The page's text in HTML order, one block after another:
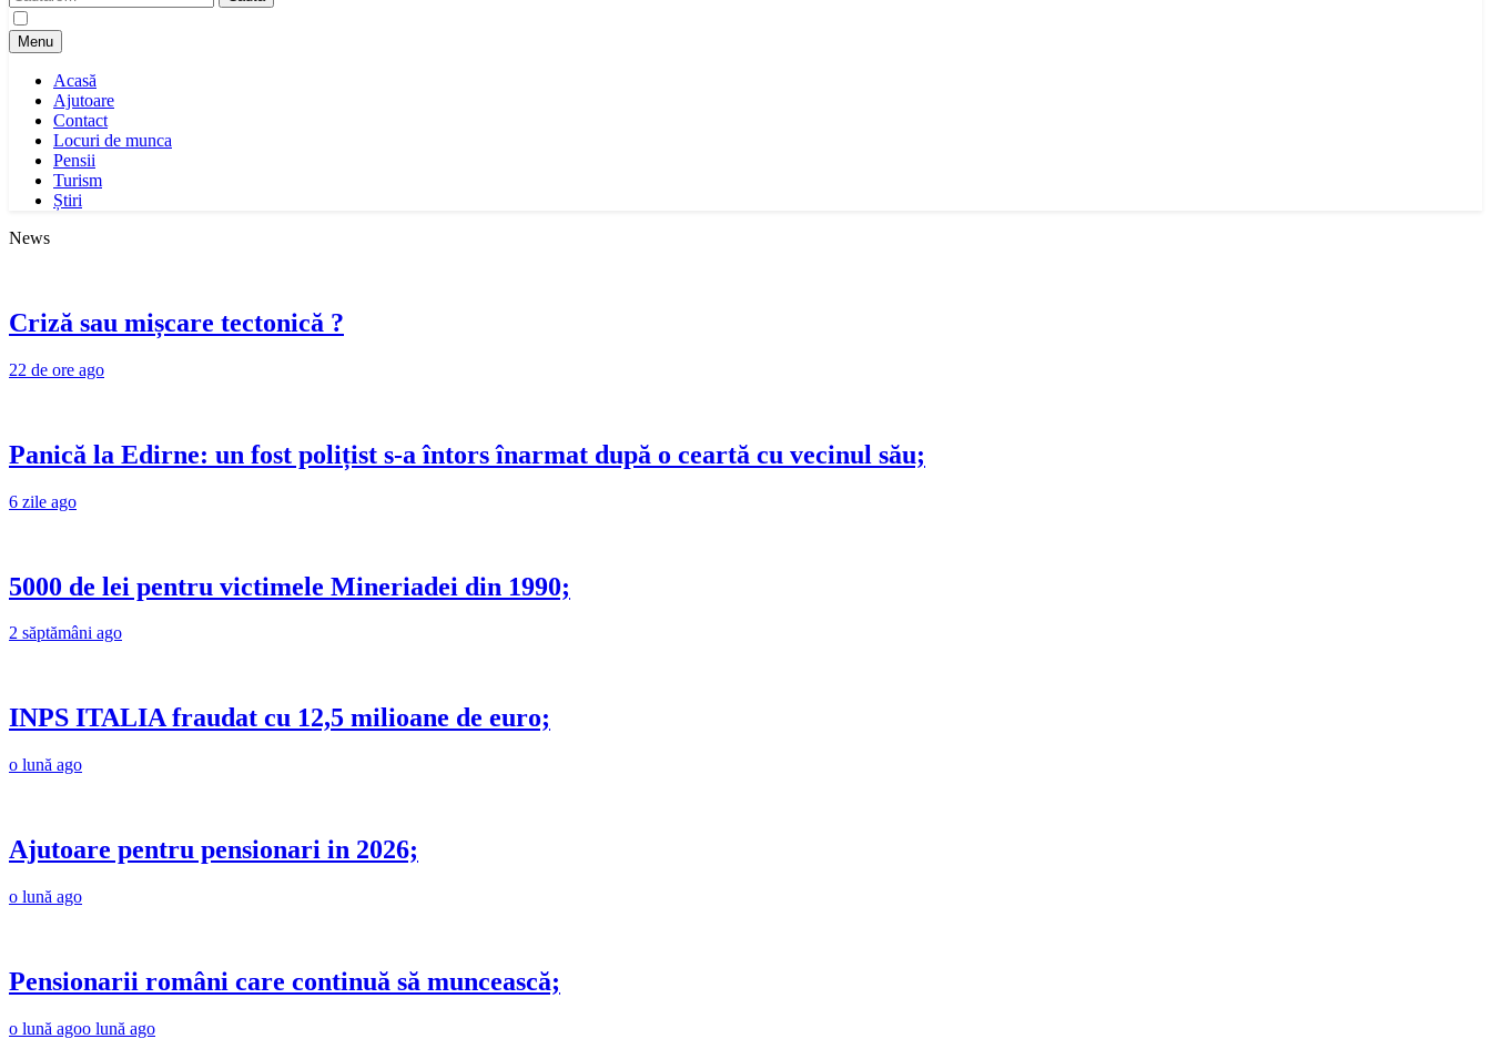
după:
Menu
Acasă
Ajutoare
Contact
Locuri de munca
Pensii
Turism
Știri
News
Criză sau mișcare tectonică ?
22 de ore ago
Panică la Edirne: un fost polițist s-a întors înarmat după o ceartă cu vecinul său;
6 zile ago
5000 de lei pentru victimele Mineriadei din 1990;
2 săptămâni ago
INPS ITALIA fraudat cu 12,5 milioane de euro;
o lună ago
Ajutoare pentru pensionari in 2026;
o lună ago
Pensionarii români care continuă să muncească;
o lună agoo lună ago